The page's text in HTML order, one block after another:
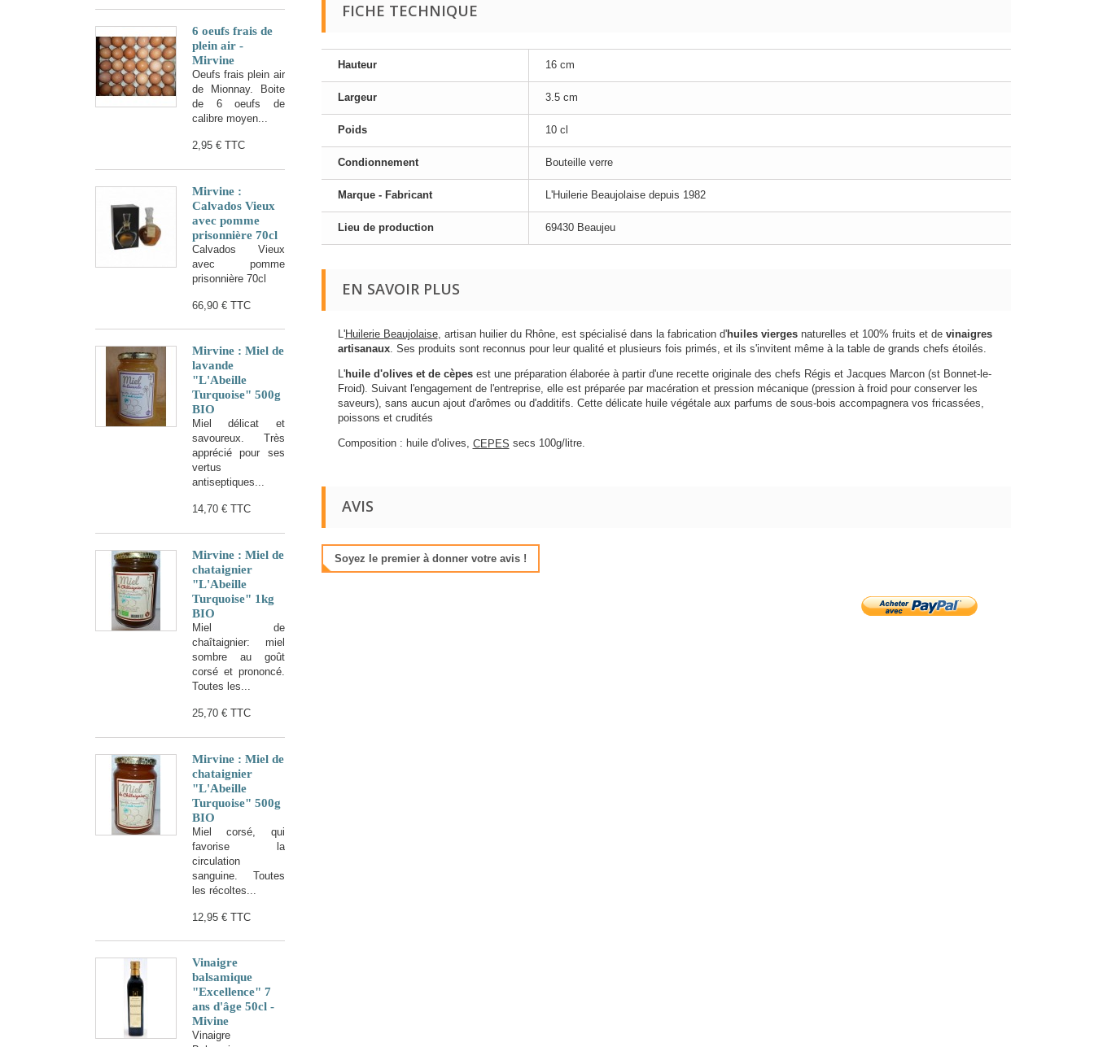
6 oeufs frais de
plein air -
Mirvine
Oeufs frais plein air
de Mionnay. Boite
de 6 oeufs de
calibre moyen...
2,95 € TTC
Mirvine :
Calvados Vieux
avec pomme
prisonnière 70cl
Calvados Vieux
avec pomme
prisonnière 70cl
66,90 € TTC
Mirvine : Miel de
lavande
"L'Abeille
Turquoise" 500g
BIO
Miel délicat et
savoureux. Très
apprécié pour ses
vertus
antiseptiques...
14,70 € TTC
Mirvine : Miel de
chataignier
"L'Abeille
Turquoise" 1kg
BIO
Miel de
chaîtaignier: miel
sombre au goût
corsé et prononcé.
Toutes les...
25,70 € TTC
Mirvine : Miel de
chataignier
"L'Abeille
Turquoise" 500g
BIO
Miel corsé, qui
favorise la
circulation
sanguine. Toutes
les récoltes...
12,95 € TTC
Vinaigre
balsamique
"Excellence" 7
ans d'âge 50cl -
Mivine
Vinaigre
FICHE TECHNIQUE
Hauteur 16 cm
Largeur 3.5 cm
Poids 10 cl
Condionnement Bouteille verre
Marque - Fabricant L'Huilerie Beaujolaise depuis 1982
Lieu de production 69430 Beaujeu
EN SAVOIR PLUS
L'Huilerie Beaujolaise, artisan huilier du Rhône, est spécialisé dans la fabrication d'huiles viergesnaturelles et 100% fruits et de vinaigres
artisanaux. Ses produits sont reconnus pour leur qualité et plusieurs fois primés, et ils s'invitent même à la table de grands chefs étoilés.
L'huile d'olives et de cèpesest une préparation élaborée à partir d'une recette originale des chefs Régis et Jacques Marcon (st Bonnet-le-
Froid). Suivant l'engagement de l'entreprise, elle est préparée par macération et pression mécanique (pression à froid pour conserver les
saveurs), sans aucun ajout d'arômes ou d'additifs. Cette délicate huile végétale aux parfums de sous-bois accompagnera vos fricassées,
poissons et crudités
Composition : huile d'olives, CEPES secs 100g/litre.
AVIS
Soyez le premier à donner votre avis !